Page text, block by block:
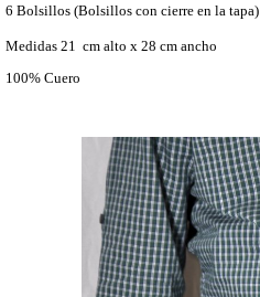
6 Bolsillos (Bolsillos con cierre en la tapa)
Medidas 21 cm alto x 28 cm ancho
100% Cuero